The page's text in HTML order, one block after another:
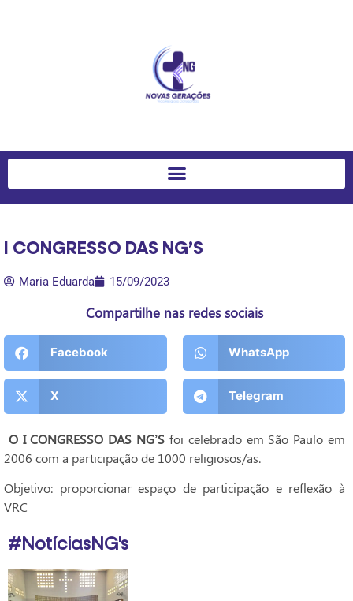
I CONGRESSO DAS NG’S
Maria Eduarda 15/09/2023
Compartilhe nas redes sociais
Facebook WhatsApp
X Telegram
O I CONGRESSO DAS NG’S foi celebrado em São Paulo em
2006 com a participação de 1000 religiosos/as.
Objetivo: proporcionar espaço de participação e reflexão à
VRC
#NotíciasNG's